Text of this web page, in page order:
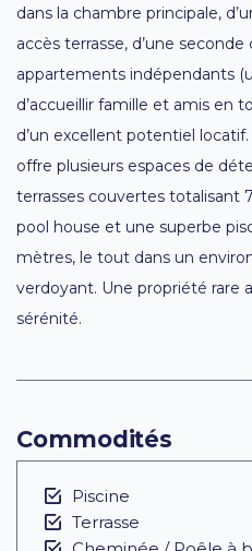
dans la chambre principale,
accès terrasse, d’une
appartements indépendants
d’accueillir famille et amis en
d’un excellent potentiel
offre plusieurs espaces de
terrasses couvertes totalisant
pool house et une superbe
mètres, le tout dans un
verdoyant. Une propriété rare
sérénité.
Commodités
Piscine
Terrasse